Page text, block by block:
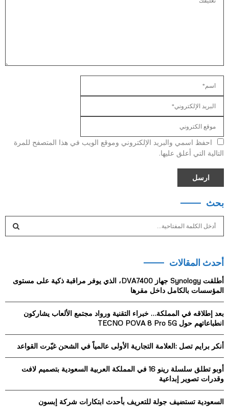
احفظ اسمي والبريد الإلكتروني وموقع الويب في هذا المتصفح للمرة
التالية التي أعلق عليها.
بحث
c
h
f
:
A
H
أحدث المقالات
أطلقت Synology جهاز DVA7400، الذي يوفر مراقبة ذكية على مستوى
المؤسسات بالكامل داخل مقرها
بعد إطلاقه في المملكة… خبراء التقنية ورواد مجتمع الألعاب يشاركون
انطباعاتهم حول TECNO POVA 8 Pro 5G
أنكر برايم تصل :العلامة التجارية الأولى عالمياً في الشحن غيّرت القواعد
أوبو تطلق سلسلة رينو 16 في المملكة العربية السعودية بتصميم لافت
وقدرات تصوير إبداعية
السعودية تستضيف جولة للتعريف بأحدث ابتكارات شركة إبسون